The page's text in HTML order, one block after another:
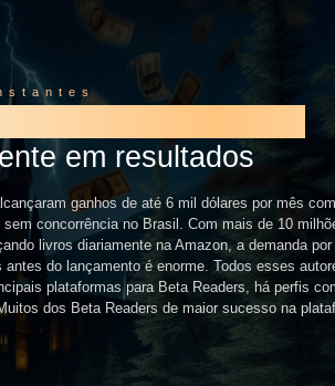
em resultados
ganhos de até 6 mil dólares por mês
concorrência no Brasil. Com mais de 10
livros diariamente na Amazon, a demanda
do lançamento é enorme. Todos esses
plataformas para Beta Readers, há perfis
dos Beta Readers de maior sucesso na